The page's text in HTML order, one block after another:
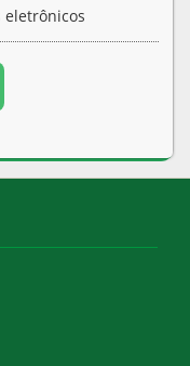
eletrônicos